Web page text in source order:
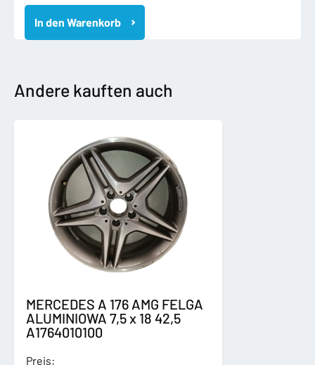
B8
A5
8T
SILNIKA
8K0199388
In den Warenkorb
Andere kauften auch
MERCEDES A 176 AMG FELGA
ALUMINIOWA 7,5 x 18 42,5
A1764010100
Preis: